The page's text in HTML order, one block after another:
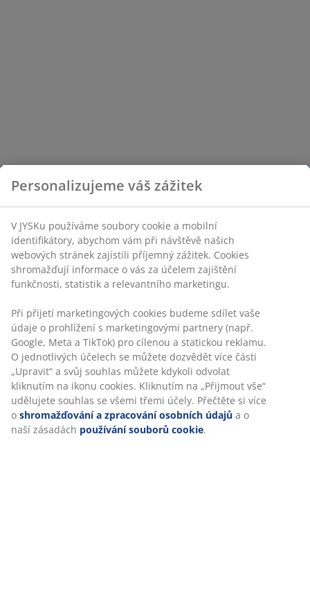
Personalizujeme váš zážitek
V JYSKu používáme soubory cookie a mobilní
identifikátory, abychom vám při návštěvě našich
webových stránek zajistili příjemný zážitek. Cookies
shromažďují informace o vás za účelem zajištění
funkčnosti, statistik a relevantního marketingu.
Při přijetí marketingových cookies budeme sdílet vaše
údaje o prohlížení s marketingovými partnery (např.
Google, Meta a TikTok) pro cílenou a statickou reklamu.
O jednotlivých účelech se můžete dozvědět více části
„Upravit“ a svůj souhlas můžete kdykoli odvolat
kliknutím na ikonu cookies. Kliknutím na „Přijmout vše“
udělujete souhlas se všemi třemi účely. Přečtěte si více
o shromažďování a zpracování osobních údajů a o
naší zásadách používání souborů cookie.